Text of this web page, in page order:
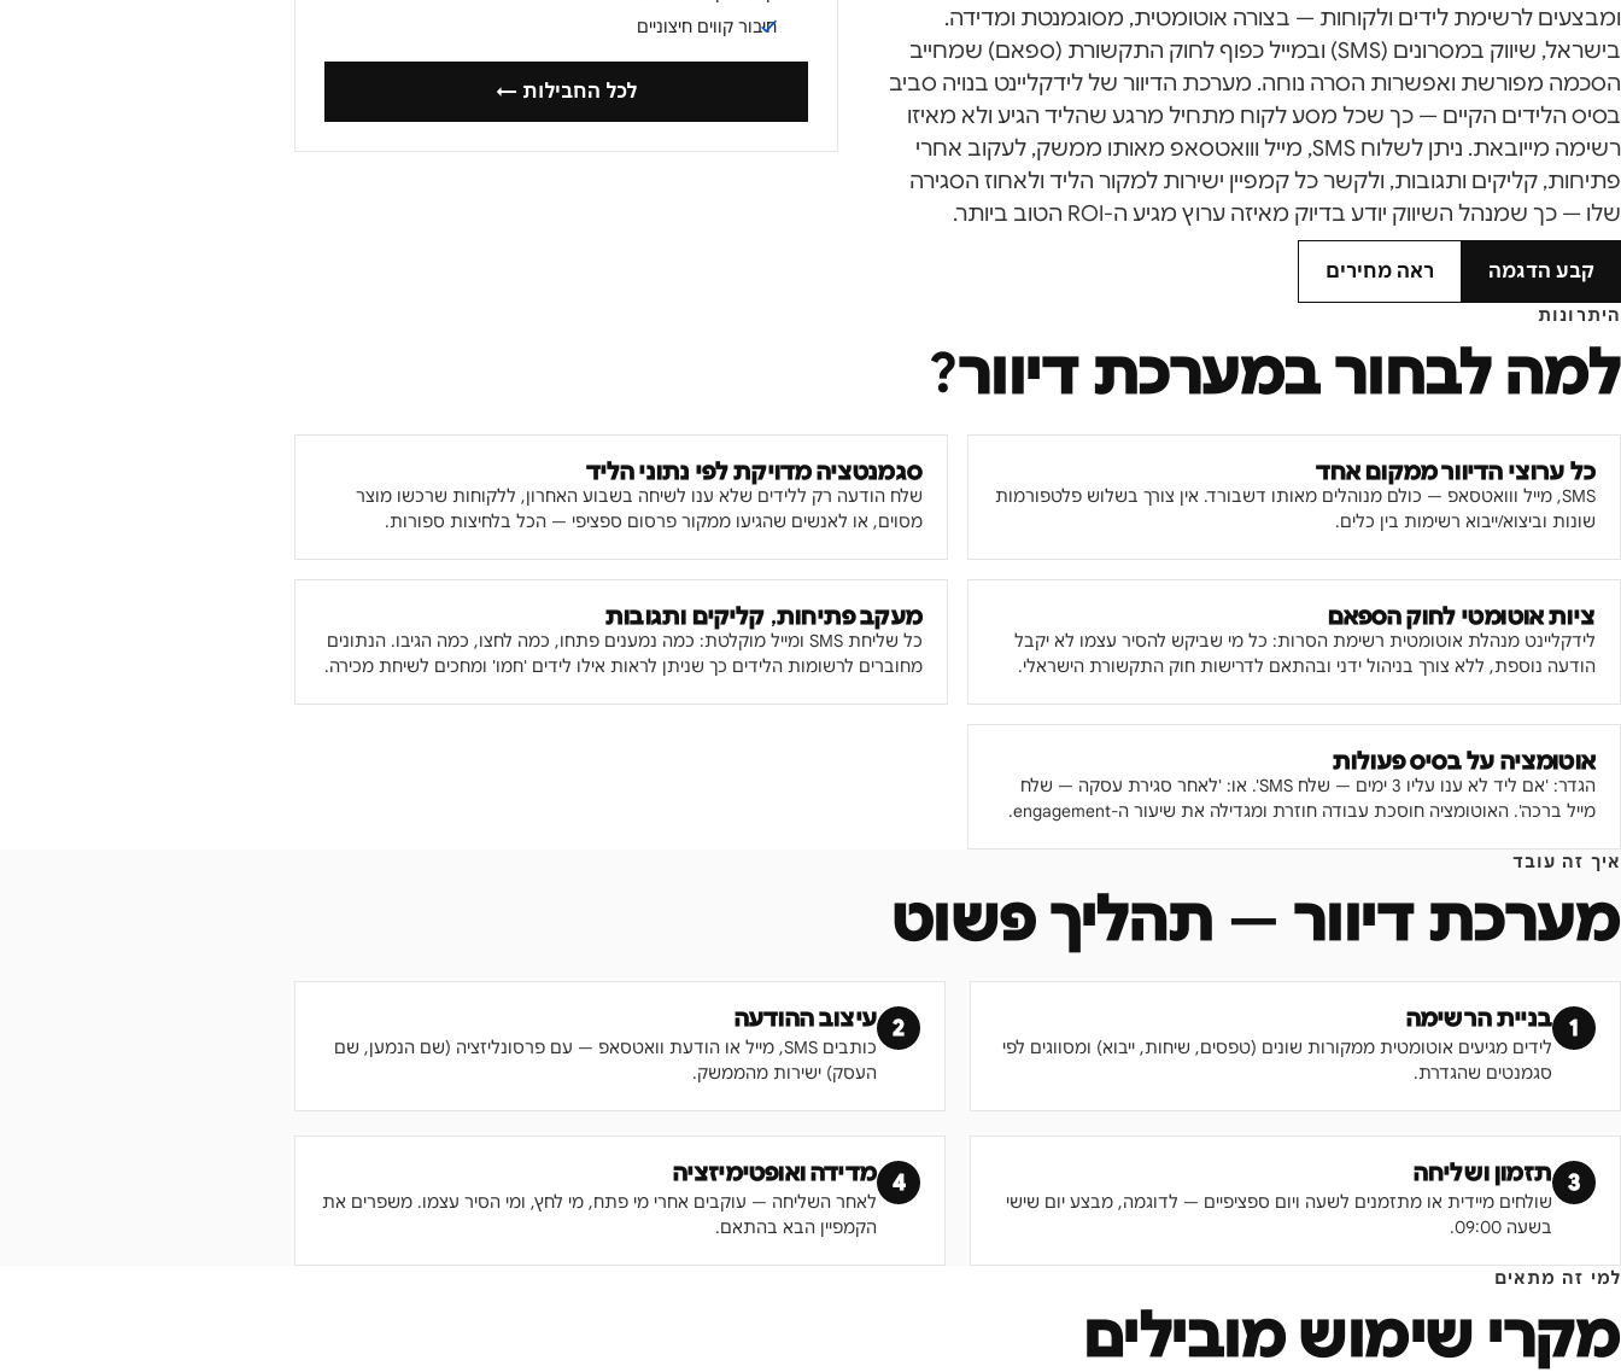
ומבצעים לרשימת לידים ולקוחות — בצורה אוטומטית, מסוגמנטת ומדידה.
בישראל, שיווק במסרונים (SMS) ובמייל כפוף לחוק התקשורת (ספאם) שמחייב
הסכמה מפורשת ואפשרות הסרה נוחה. מערכת הדיוור של לידקליינט בנויה סביב
בסיס הלידים הקיים — כך שכל מסע לקוח מתחיל מרגע שהליד הגיע ולא מאיזו
רשימה מייובאת. ניתן לשלוח SMS, מייל ווואטסאפ מאותו ממשק, לעקוב אחרי
פתיחות, קליקים ותגובות, ולקשר כל קמפיין ישירות למקור הליד ולאחוז הסגירה
שלו — כך שמנהל השיווק יודע בדיוק מאיזה ערוץ מגיע ה-ROI הטוב ביותר.
קבע הדגמה ראה מחירים
חיבור קווים חיצוניים
לכל החבילות ←
היתרונות
למה לבחור במערכת דיוור?
כל ערוצי הדיוור ממקום אחד
SMS, מייל ווואטסאפ — כולם מנוהלים מאותו דשבורד. אין צורך בשלוש פלטפורמות
שונות וביצוא/ייבוא רשימות בין כלים.
סגמנטציה מדויקת לפי נתוני הליד
שלח הודעה רק ללידים שלא ענו לשיחה בשבוע האחרון, ללקוחות שרכשו מוצר
מסוים, או לאנשים שהגיעו ממקור פרסום ספציפי — הכל בלחיצות ספורות.
ציות אוטומטי לחוק הספאם
לידקליינט מנהלת אוטומטית רשימת הסרות: כל מי שביקש להסיר עצמו לא יקבל
הודעה נוספת, ללא צורך בניהול ידני ובהתאם לדרישות חוק התקשורת הישראלי.
מעקב פתיחות, קליקים ותגובות
כל שליחת SMS ומייל מוקלטת: כמה נמענים פתחו, כמה לחצו, כמה הגיבו. הנתונים
מחוברים לרשומות הלידים כך שניתן לראות אילו לידים 'חמו' ומחכים לשיחת מכירה.
אוטומציה על בסיס פעולות
הגדר: 'אם ליד לא ענו עליו 3 ימים — שלח SMS'. או: 'לאחר סגירת עסקה — שלח
מייל ברכה'. האוטומציה חוסכת עבודה חוזרת ומגדילה את שיעור ה-engagement.
איך זה עובד
מערכת דיוור — תהליך פשוט
1 בניית הרשימה
לידים מגיעים אוטומטית ממקורות שונים (טפסים, שיחות, ייבוא) ומסווגים לפי
סגמנטים שהגדרת.
2 עיצוב ההודעה
כותבים SMS, מייל או הודעת וואטסאפ — עם פרסונליזציה (שם הנמען, שם
העסק) ישירות מהממשק.
3 תזמון ושליחה
שולחים מיידית או מתזמנים לשעה ויום ספציפיים — לדוגמה, מבצע יום שישי
בשעה 09:00.
4 מדידה ואופטימיזציה
לאחר השליחה — עוקבים אחרי מי פתח, מי לחץ, ומי הסיר עצמו. משפרים את
הקמפיין הבא בהתאם.
למי זה מתאים
מקרי שימוש מובילים